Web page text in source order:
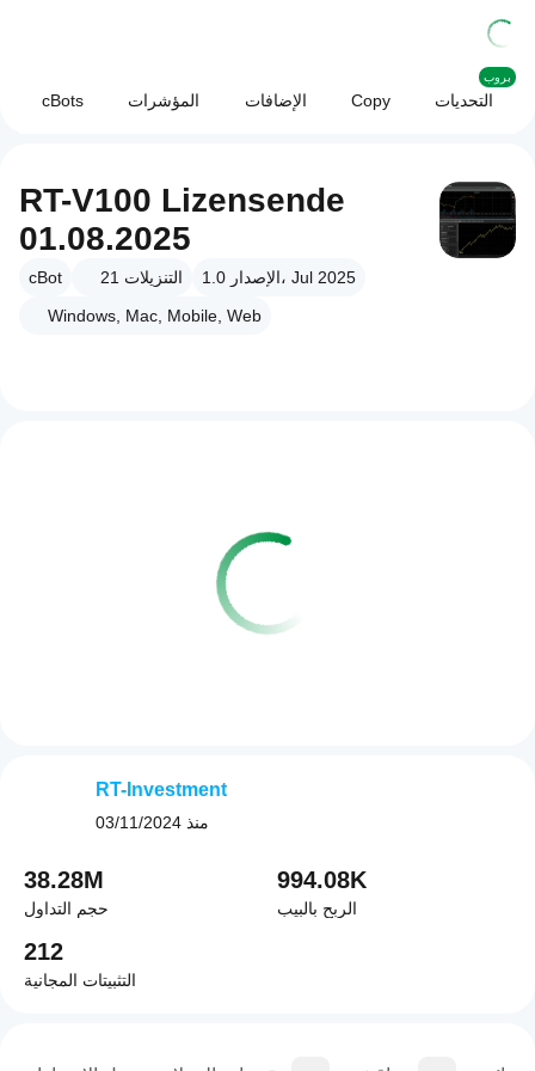
cBots المؤشرات الإضافات Copy التحديات
بروب
RT-V100 Lizensende
01.08.2025
cBot 21 التنزيلات
الإصدار 1.0، Jul 2025
Windows, Mac, Mobile, Web
RT-Investment
منذ 03/11/2024
38.28M
حجم التداول
994.08K
الربح بالبيب
212
التثبيتات المجانية